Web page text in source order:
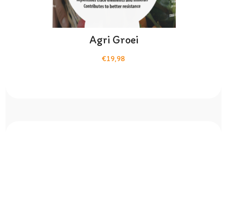
Agri Groei
€19,98